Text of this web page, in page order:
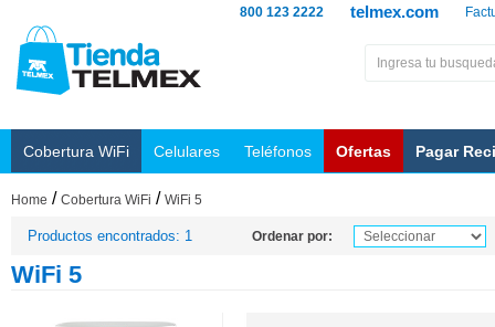
telmex.com
800 123 2222
Cobertura WiFi Celulares Teléfonos Ofertas Pagar
Home / Cobertura WiFi / WiFi 5
Productos encontrados: 1 Ordenar por:
WiFi 5